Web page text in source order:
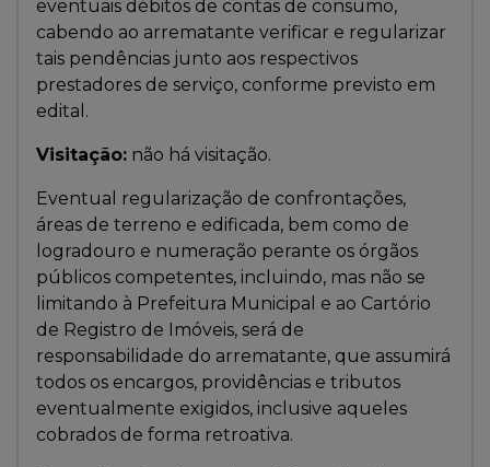
eventuais débitos de contas de consumo,
cabendo ao arrematante verificar e regularizar
tais pendências junto aos respectivos
prestadores de serviço, conforme previsto em
edital.
Visitação: não há visitação.
Eventual regularização de confrontações,
áreas de terreno e edificada, bem como de
logradouro e numeração perante os órgãos
públicos competentes, incluindo, mas não se
limitando à Prefeitura Municipal e ao Cartório
de Registro de Imóveis, será de
responsabilidade do arrematante, que assumirá
todos os encargos, providências e tributos
eventualmente exigidos, inclusive aqueles
cobrados de forma retroativa.